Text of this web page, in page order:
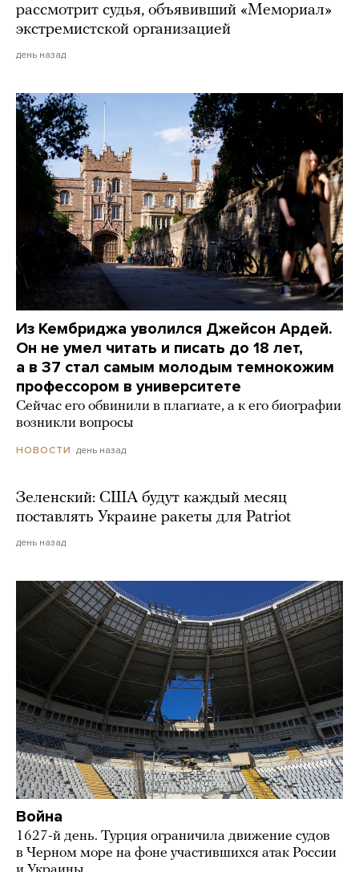
рассмотрит судья, объявивший «Мемориал»
экстремистской организацией
день назад
Из Кембриджа уволился Джейсон Ардей.
Он не умел читать и писать до 18 лет,
а в 37 стал самым молодым темнокожим
профессором в университете
Сейчас его обвинили в плагиате, а к его биографии
возникли вопросы
НОВОСТИ день назад
Зеленский: США будут каждый месяц
поставлять Украине ракеты для Patriot
день назад
Война
1627-й день. Турция ограничила движение судов
в Черном море на фоне участившихся атак России